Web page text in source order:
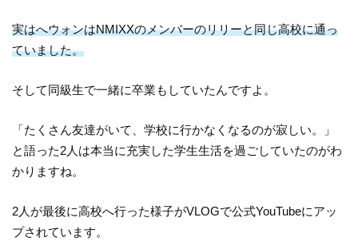
実はへウォンはNMIXXのメンバーのリリーと同じ高校に通っ
ていました。
そして同級生で一緒に卒業もしていたんですよ。
「たくさん友達がいて、学校に行かなくなるのが寂しい。」
と語った2人は本当に充実した学生生活を過ごしていたのがわ
かりますね。
2人が最後に高校へ行った様子がVLOGで公式YouTubeにアッ
プされています。